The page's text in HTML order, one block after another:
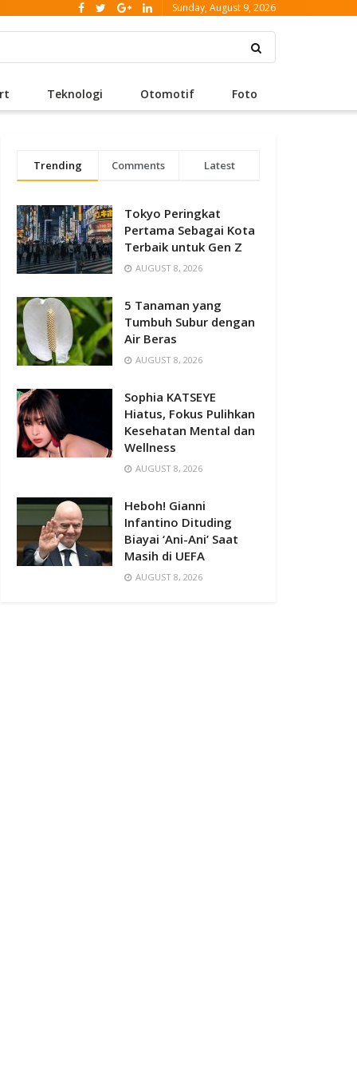
Sunday, August 9, 2026
Teknologi Otomotif Foto
Trending Comments Latest
Tokyo Peringkat
Pertama Sebagai Kota
Terbaik untuk Gen Z
AUGUST 8, 2026
5 Tanaman yang
Tumbuh Subur dengan
Air Beras
AUGUST 8, 2026
Sophia KATSEYE
Hiatus, Fokus Pulihkan
Kesehatan Mental dan
Wellness
AUGUST 8, 2026
Heboh! Gianni
Infantino Dituding
Biayai ‘Ani-Ani’ Saat
Masih di UEFA
AUGUST 8, 2026